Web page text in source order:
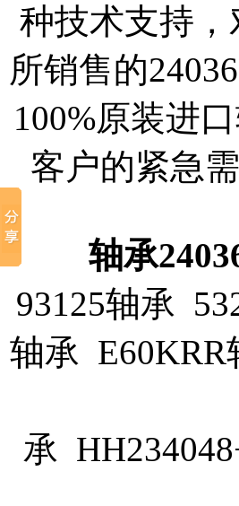
种技术支持
所销售的
100%原装进
客户的紧急
轴承
93125轴承
轴承 E60KRR
承